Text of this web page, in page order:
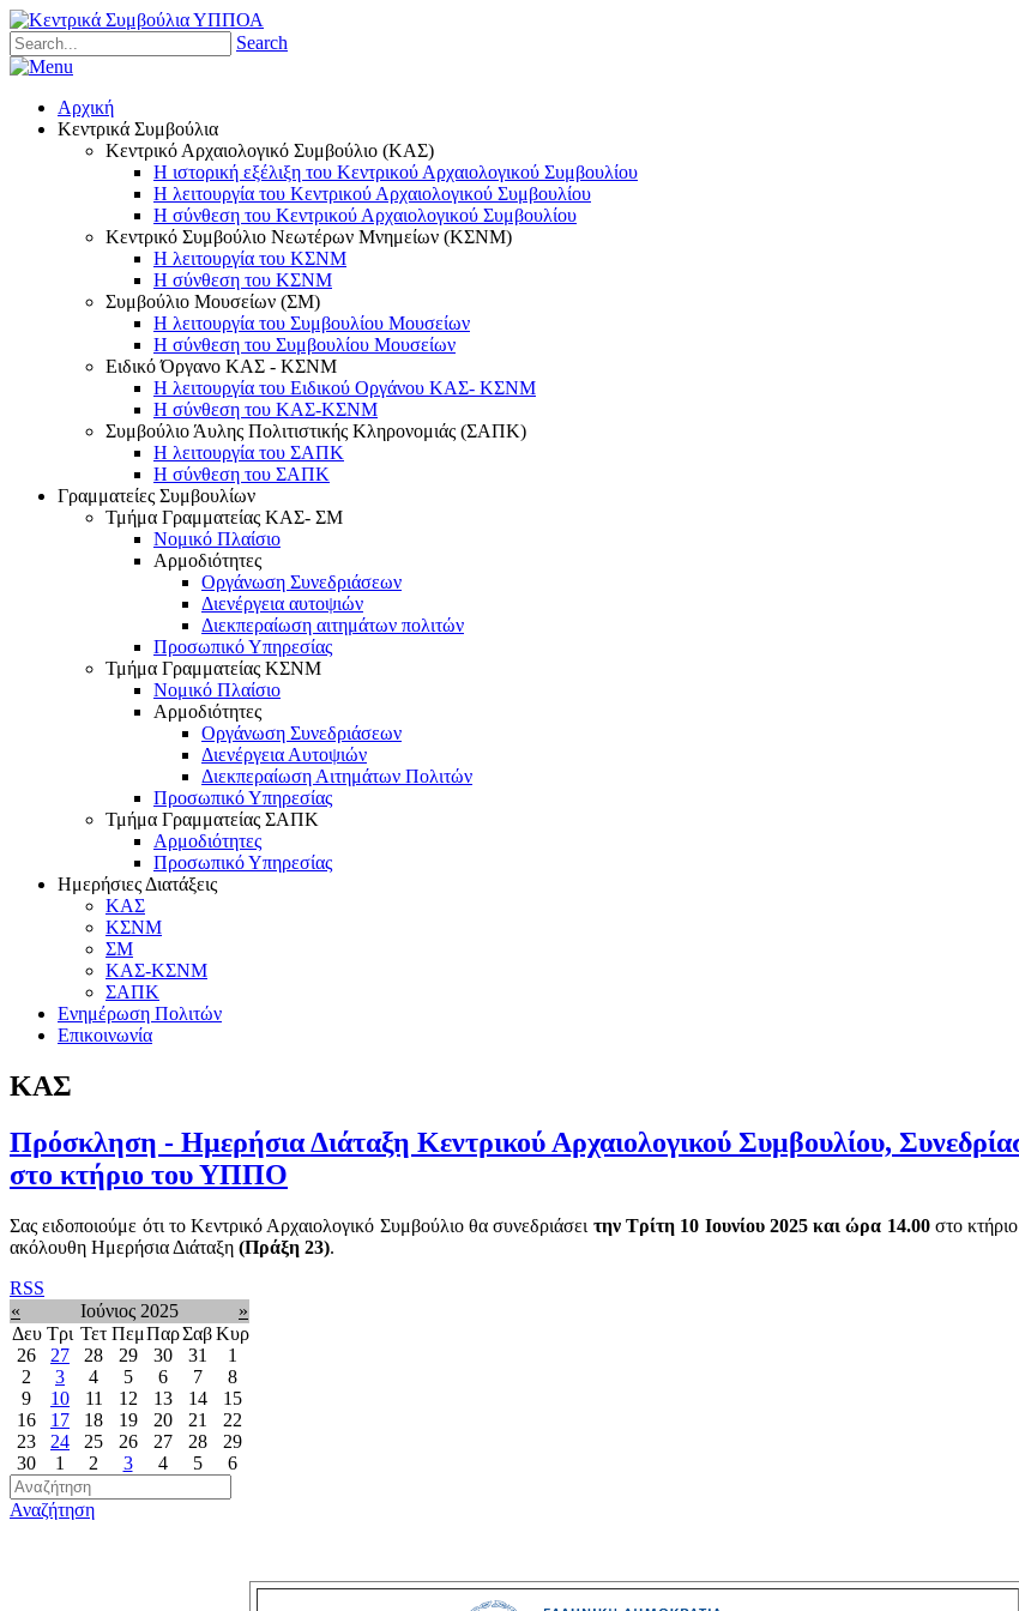
Search
Αρχική
Κεντρικά Συμβούλια
Κεντρικό Αρχαιολογικό Συμβούλιο (ΚΑΣ)
Η ιστορική εξέλιξη του Κεντρικού Αρχαιολογικού Συμβουλίου
Η λειτουργία του Κεντρικού Αρχαιολογικού Συμβουλίου
Η σύνθεση του Κεντρικού Αρχαιολογικού Συμβουλίου
Κεντρικό Συμβούλιο Νεωτέρων Μνημείων (ΚΣΝΜ)
Η λειτουργία του ΚΣΝΜ
Η σύνθεση του ΚΣΝΜ
Συμβούλιο Μουσείων (ΣΜ)
Η λειτουργία του Συμβουλίου Μουσείων
Η σύνθεση του Συμβουλίου Μουσείων
Ειδικό Όργανο ΚΑΣ - ΚΣΝΜ
Η λειτουργία του Ειδικού Οργάνου ΚΑΣ- ΚΣΝΜ
Η σύνθεση του ΚΑΣ-ΚΣΝΜ
Συμβούλιο Άυλης Πολιτιστικής Κληρονομιάς (ΣΑΠΚ)
Η λειτουργία του ΣΑΠΚ
Η σύνθεση του ΣΑΠΚ
Γραμματείες Συμβουλίων
Τμήμα Γραμματείας ΚΑΣ- ΣΜ
Νομικό Πλαίσιο
Αρμοδιότητες
Οργάνωση Συνεδριάσεων
Διενέργεια αυτοψιών
Διεκπεραίωση αιτημάτων πολιτών
Προσωπικό Υπηρεσίας
Τμήμα Γραμματείας ΚΣΝΜ
Νομικό Πλαίσιο
Αρμοδιότητες
Οργάνωση Συνεδριάσεων
Διενέργεια Αυτοψιών
Διεκπεραίωση Αιτημάτων Πολιτών
Προσωπικό Υπηρεσίας
Τμήμα Γραμματείας ΣΑΠΚ
Αρμοδιότητες
Προσωπικό Υπηρεσίας
Ημερήσιες Διατάξεις
ΚΑΣ
ΚΣΝΜ
ΣΜ
ΚΑΣ-ΚΣΝΜ
ΣΑΠΚ
Ενημέρωση Πολιτών
Επικοινωνία
ΚΑΣ
Πρόσκληση - Ημερήσια Διάταξη Κεντρικού Αρχαιολογικού Συμβουλίου,
στο κτήριο του ΥΠΠΟ
Σας ειδοποιούμε ότι το Κεντρικό Αρχαιολογικό Συμβούλιο θα συνεδριάσει την Τρίτη 10 Ιουνίου 2025και ώρα 14.00στο
ακόλουθη Ημερήσια Διάταξη (Πράξη 23).
RSS
«
Ιούνιος 2025
»
Δευ Τρι Τετ ΠεμΠαρΣαβΚυρ
26
27 28 29 30 31
1
2
3 4 5 6 7
8
9
10 11 12 13 14
15
16
17 18 19 20 21
22
23
24 25 26 27 28
29
30
1 2 3 4 5 6
Αναζήτηση